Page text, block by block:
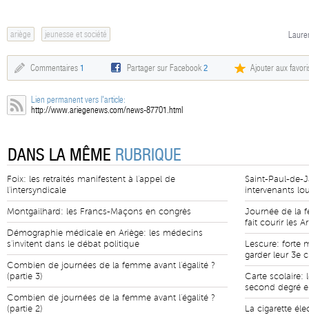
ariège jeunesse et société
Commentaires 1 Partager sur Facebook2 Ajouter aux
Lien permanent vers l'article:
http://www.ariegenews.com/news-87701.html
DANS LA MÊME RUBRIQUE
Foix: les retraités manifestent à l'appel de
l'intersyndicale
Montgailhard: les Francs-Maçons en congrès
Démographie médicale en Ariège: les médecins
s'invitent dans le débat politique
Combien de journées de la femme avant l'égalité ?
(partie 3)
Combien de journées de la femme avant l'égalité ?
(partie 2)
Saint-Paul-de-
intervenants
Journée de la
fait courir les
Lescure: forte
garder leur 3e
Carte scolaire:
second degré
La cigarette